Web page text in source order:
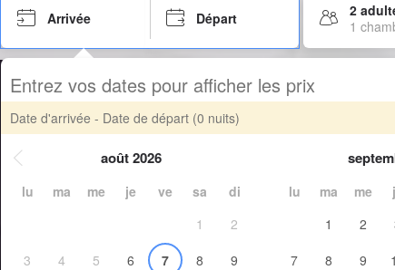
Arrivée Départ
2
1
Entrez vos dates pour afficher les prix
Date d'arrivée - Date de départ (0 nuits)
août 2026
lu ma me je ve sa
di
1
2
3
4 5 6 7 8
9
lu ma me
1
2
7
8 9